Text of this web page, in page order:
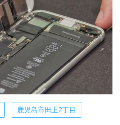
鹿児島市田上2丁目